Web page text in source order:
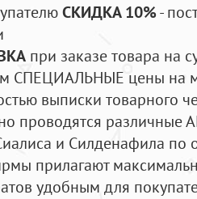
СКИДКА 10%-
при заказе товара на
СПЕЦИАЛЬНЫЕ цены на
выписки товарного
проводятся
и Силденафила по
прилагают
удобным для